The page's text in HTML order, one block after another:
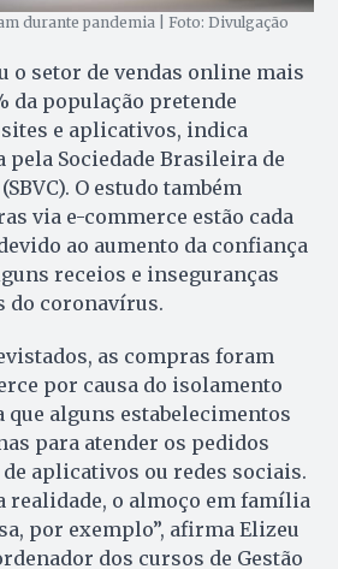
durante pandemia | Foto: Divulgação
o setor de vendas online mais
da população pretende
e aplicativos, indica
pela Sociedade Brasileira de
O estudo também
via e-commerce estão cada
ao aumento da confiança
receios e inseguranças
do coronavírus.
as compras foram
por causa do isolamento
que alguns estabelecimentos
para atender os pedidos
aplicativos ou redes sociais.
realidade, o almoço em família
por exemplo”, afirma Elizeu
dos cursos de Gestão